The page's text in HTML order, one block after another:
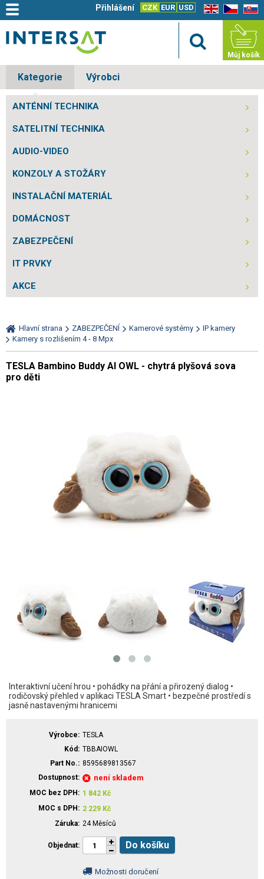
EN CZ SK
CZK EUR USD
Přihlášení
Můj košík
Kategorie Výrobci
ANTÉNNÍ TECHNIKA
SATELITNÍ TECHNIKA
AUDIO-VIDEO
KONZOLY A STOŽÁRY
INSTALAČNÍ MATERIÁL
DOMÁCNOST
ZABEZPEČENÍ
IT PRVKY
AKCE
Hlavní strana ZABEZPEČENÍ Kamerové systémy
IP kamery
Kamery s rozlišením 4 - 8 Mpx
TESLA Bambino Buddy AI OWL - chytrá plyšová sova
pro děti
Interaktivní učení hrou • pohádky na přání a přirozený dialog •
rodičovský přehled v aplikaci TESLA Smart • bezpečné prostředí s
jasně nastavenými hranicemi
Výrobce
TESLA
Kód
TBBAIOWL
Part No.
8595689813567
Dostupnost
není skladem
MOC bez DPH 1 842 Kč
MOC s DPH
2 229 Kč
Záruka 24 Měsíců
Objednat Do košíku
Možnosti doručení